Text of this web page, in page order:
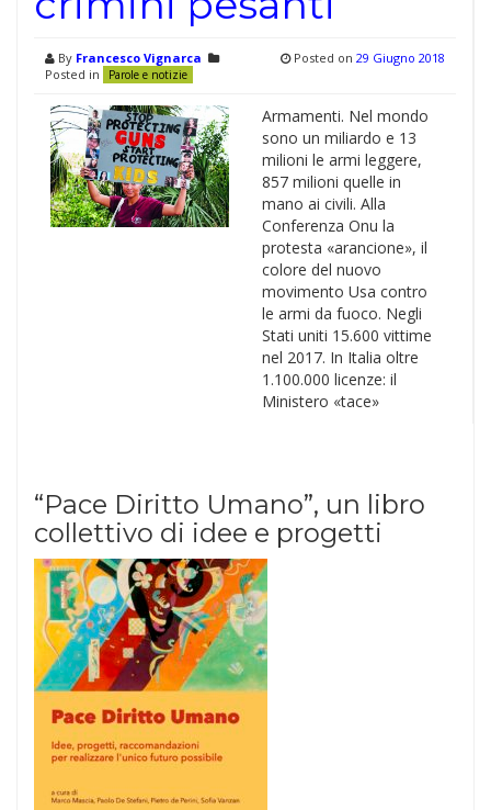
By Francesco Vignarca
Posted in
Parole e notizie
Posted on 29 Giugno 2018
Armamenti. Nel mondo
sono un miliardo e 13
milioni le armi leggere,
857 milioni quelle in
mano ai civili. Alla
Conferenza Onu la
protesta «arancione», il
colore del nuovo
movimento Usa contro
le armi da fuoco. Negli
Stati uniti 15.600 vittime
nel 2017. In Italia oltre
1.100.000 licenze: il
Ministero «tace»
“Pace Diritto Umano”, un libro
collettivo di idee e progetti